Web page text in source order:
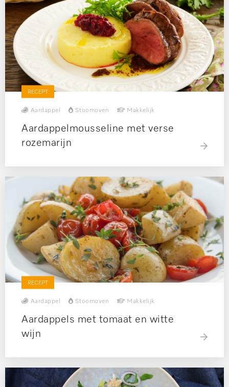
RECEPT
Aardappel Stoomoven Makkelijk
Aardappelmousseline met verse
rozemarijn
RECEPT
Aardappel Stoomoven Makkelijk
Aardappels met tomaat en witte
wijn